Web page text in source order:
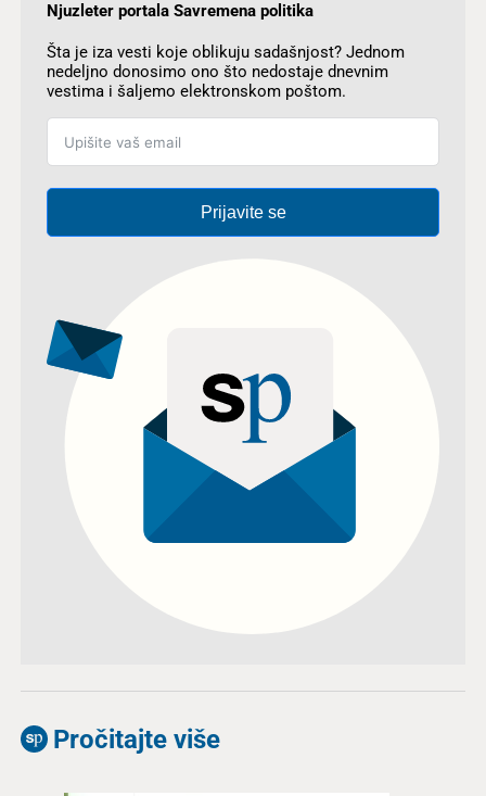
Njuzleter portala Savremena politika
Šta je iza vesti koje oblikuju sadašnjost? Jednom
nedeljno donosimo ono što nedostaje dnevnim
vestima i šaljemo elektronskom poštom.
Prijavite se
Pročitajte više